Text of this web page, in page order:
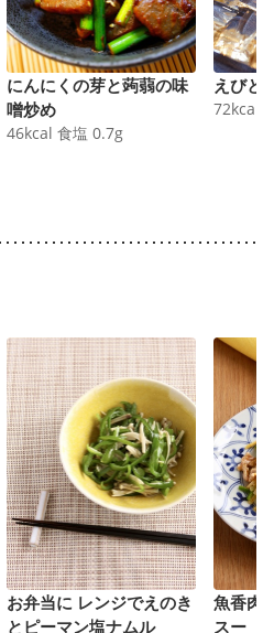
にんにくの芽と蒟蒻の味
噌炒め
46kcal 食塩 0.7g
えびと
72kcal
お弁当に レンジでえのき
とピーマン塩ナムル
魚香肉
スー